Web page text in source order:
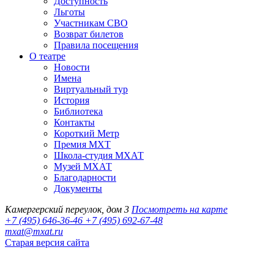
Льготы
Участникам СВО
Возврат билетов
Правила посещения
О театре
Новости
Имена
Виртуальный тур
История
Библиотека
Контакты
Короткий Метр
Премия МХТ
Школа-студия МХАТ
Музей МХАТ
Благодарности
Документы
Камергерский переулок, дом 3 Посмотреть на карте
+7 (495) 646-36-46 +7 (495) 692-67-48‬
mxat@mxat.ru
Старая версия сайта